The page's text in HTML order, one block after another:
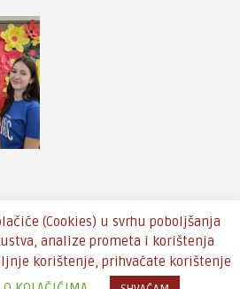
- Theme by An-Themes
(Cookies) u svrhu poboljšanja
analize prometa i korištenja
korištenje, prihvaćate korištenje